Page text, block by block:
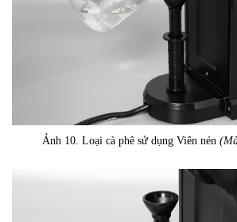
Ảnh 10. Loại cà phê sử dụng Viên nén